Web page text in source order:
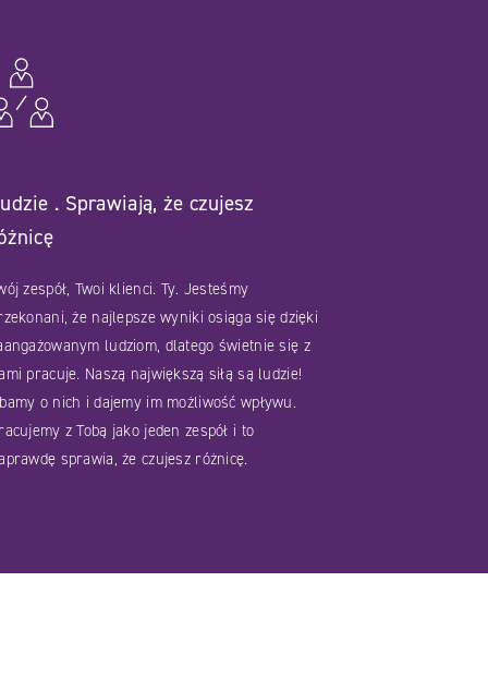
. Sprawiają, że czujesz
zespół, Twoi klienci. Ty. Jesteśmy
że najlepsze wyniki osiąga się dzięki
ludziom, dlatego świetnie się z
pracuje. Naszą największą siłą są ludzie!
o nich i dajemy im możliwość wpływu.
z Tobą jako jeden zespół i to
sprawia, że czujesz różnicę.